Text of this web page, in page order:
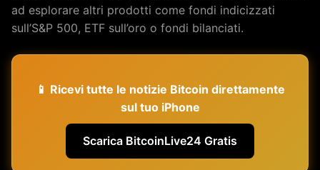
ad esplorare altri prodotti come fondi indicizzati
sull’S&P 500, ETF sull’oro o fondi bilanciati.
📱 Ricevi tutte le notizie Bitcoin direttamente
sul tuo iPhone
Scarica BitcoinLive24 Gratis